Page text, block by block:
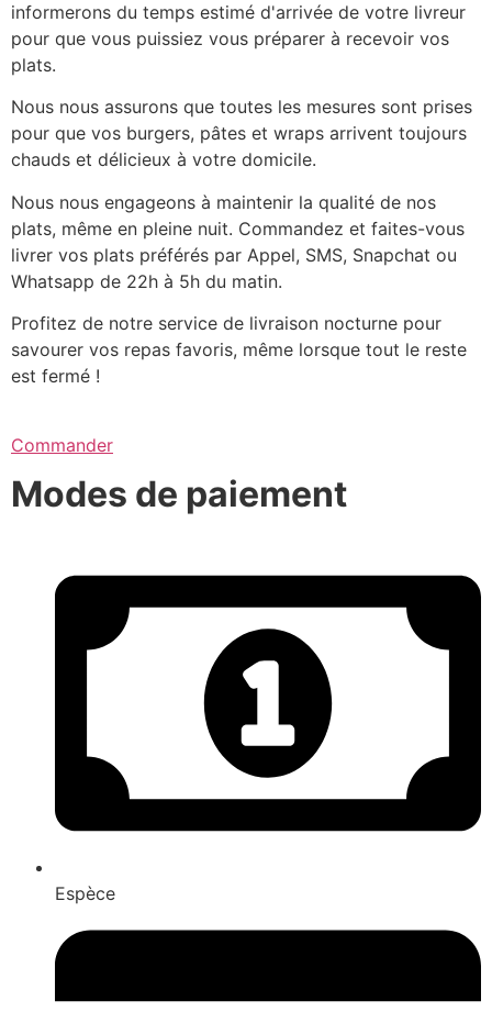
informerons du temps estimé d'arrivée de votre livreur
pour que vous puissiez vous préparer à recevoir vos
plats.
Nous nous assurons que toutes les mesures sont prises
pour que vos burgers, pâtes et wraps arrivent toujours
chauds et délicieux à votre domicile.
Nous nous engageons à maintenir la qualité de nos
plats, même en pleine nuit. Commandez et faites-vous
livrer vos plats préférés par Appel, SMS, Snapchat ou
Whatsapp de 22h à 5h du matin.
Profitez de notre service de livraison nocturne pour
savourer vos repas favoris, même lorsque tout le reste
est fermé !
Commander
Modes de paiement
Espèce